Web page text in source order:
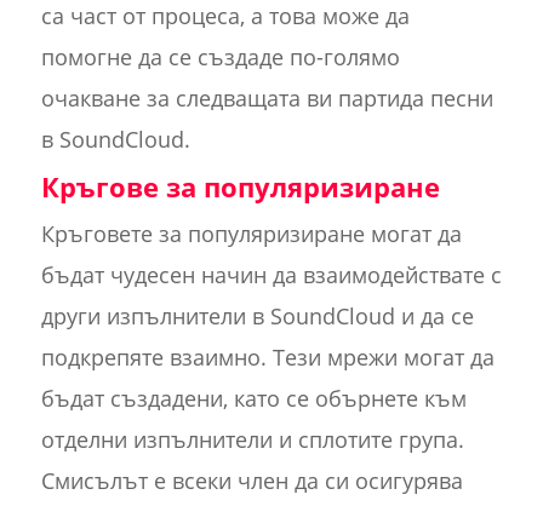
са част от процеса, а това може да
помогне да се създаде по-голямо
очакване за следващата ви партида песни
в SoundCloud.
Кръгове за популяризиране
Кръговете за популяризиране могат да
бъдат чудесен начин да взаимодействате с
други изпълнители в SoundCloud и да се
подкрепяте взаимно. Тези мрежи могат да
бъдат създадени, като се обърнете към
отделни изпълнители и сплотите група.
Смисълът е всеки член да си осигурява